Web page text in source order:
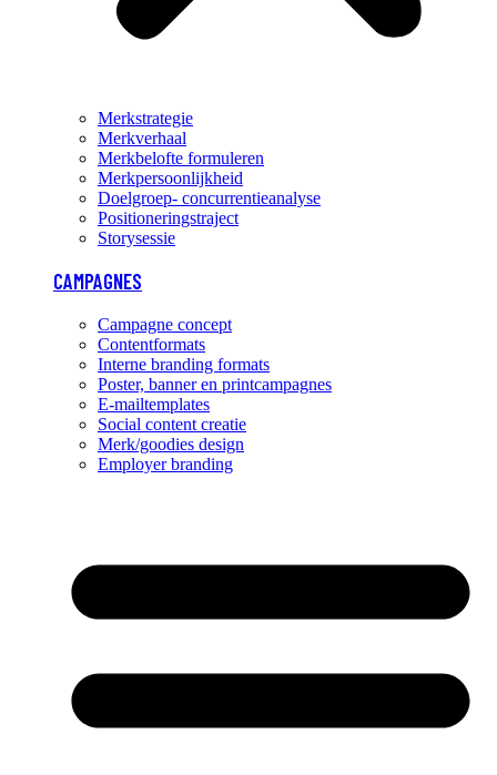
Merkstrategie
Merkverhaal
Merkbelofte formuleren
Merkpersoonlijkheid
Doelgroep- concurrentieanalyse
Positioneringstraject
Storysessie
CAMPAGNES
Campagne concept
Contentformats
Interne branding formats
Poster, banner en printcampagnes
E-mailtemplates
Social content creatie
Merk/goodies design
Employer branding